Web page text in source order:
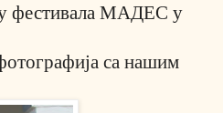
фестивала МАДЕС у
са нашим